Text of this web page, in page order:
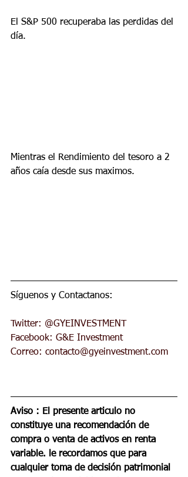
El S&P 500 recuperaba las perdidas del
día.
Mientras el Rendimiento del tesoro a 2
años caía desde sus maximos.
Síguenos y Contactanos:
Twitter: @GYEINVESTMENT
Facebook: G&E Investment
Correo: contacto@gyeinvestment.com
Aviso : El presente articulo no
constituye una recomendación de
compra o venta de activos en renta
variable. le recordamos que para
cualquier toma de decisión patrimonial